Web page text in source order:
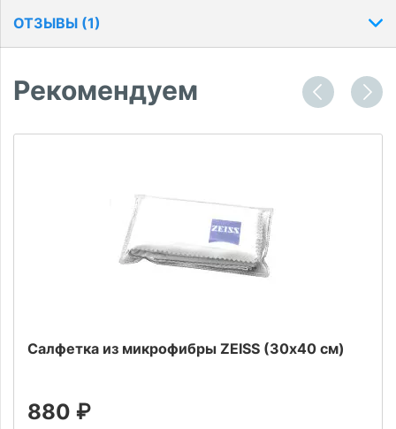
ОТЗЫВЫ (1)
Рекомендуем
Салфетка из микрофибры ZEISS (30х40 см)
880 ₽